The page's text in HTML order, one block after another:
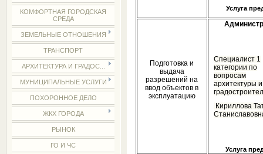
КОМФОРТНАЯ ГОРОДСКАЯ
СРЕДА
ЗЕМЕЛЬНЫЕ ОТНОШЕНИЯ
ТРАНСПОРТ
АРХИТЕКТУРА И ГРАДОС...
МУНИЦИПАЛЬНЫЕ УСЛУГИ
ПОХОРОННОЕ ДЕЛО
ЖКХ ГОРОДА
РЫНОК
ГО И ЧС
Услуга
Подготовка и
выдача
разрешений на
ввод объектов в
эксплуатацию
Специалист 1
категории по
вопросам
архитектуры и
Кириллова
Услуга